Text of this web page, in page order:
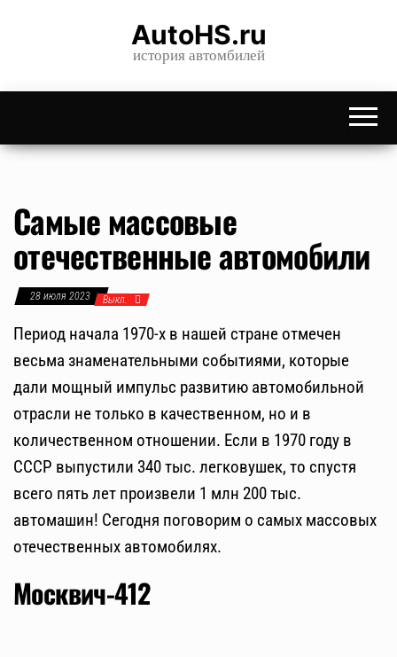
content
AutoHS.ru
история автомбилей
Самые массовые
отечественные автомобили
28 июля 2023 Выкл.
Период начала 1970-х в нашей стране отмечен
весьма знаменательными событиями, которые
дали мощный импульс развитию автомобильной
отрасли не только в качественном, но и в
количественном отношении. Если в 1970 году в
СССР выпустили 340 тыс. легковушек, то спустя
всего пять лет произвели 1 млн 200 тыс.
автомашин! Сегодня поговорим о самых массовых
отечественных автомобилях.
Москвич-412